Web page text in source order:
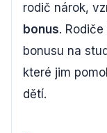
rodič nárok,
bonus.
bonusu na
které jim
dětí.